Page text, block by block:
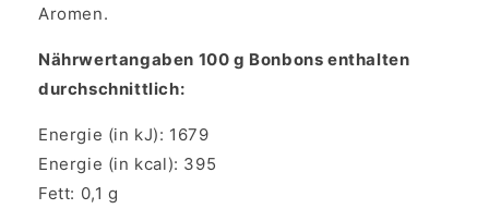
Aromen.
Nährwertangaben 100 g Bonbons enthalten
durchschnittlich:
Energie (in kJ): 1679
Energie (in kcal): 395
Fett: 0,1 g